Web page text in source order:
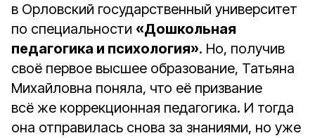
в Орловский государственный университет
по специальности «Дошкольная
педагогика и психология». Но, получив
своё первое высшее образование, Татьяна
Михайловна поняла, что её призвание
всё же коррекционная педагогика. И тогда
она отправилась снова за знаниями, но уже